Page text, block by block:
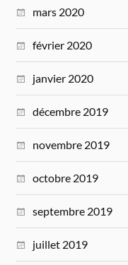
mars 2020
février 2020
janvier 2020
décembre 2019
novembre 2019
octobre 2019
septembre 2019
juillet 2019